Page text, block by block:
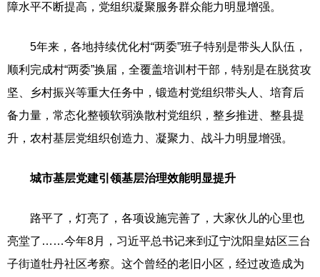
障水平不断提高，党组织凝聚服务群众能力明显增强。
5年来，各地持续优化村“两委”班子特别是带头人队伍，
顺利完成村“两委”换届，全覆盖培训村干部，特别是在脱贫攻
坚、乡村振兴等重大任务中，锻造村党组织带头人、培育后
备力量，常态化整顿软弱涣散村党组织，整乡推进、整县提
升，农村基层党组织创造力、凝聚力、战斗力明显增强。
城市基层党建引领基层治理效能明显提升
路平了，灯亮了，各项设施完善了，大家伙儿的心里也
亮堂了……今年8月，习近平总书记来到辽宁沈阳皇姑区三台
子街道牡丹社区考察。这个曾经的老旧小区，经过改造成为